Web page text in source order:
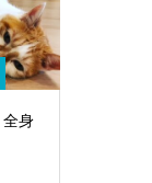
身